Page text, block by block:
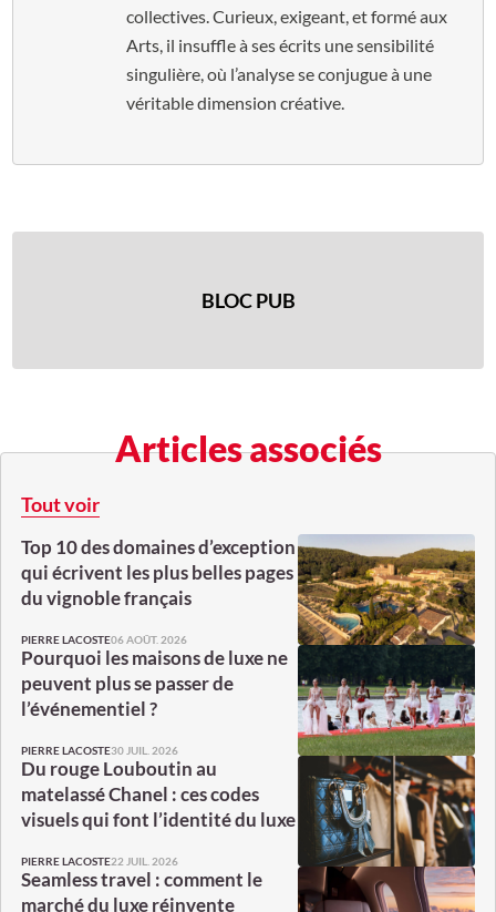
collectives. Curieux, exigeant, et formé aux
Arts, il insuffle à ses écrits une sensibilité
singulière, où l’analyse se conjugue à une
véritable dimension créative.
BLOC PUB
Articles associés
Tout voir
Top 10 des domaines d’exception
qui écrivent les plus belles pages
du vignoble français
PIERRE LACOSTE06 AOÛT. 2026
Pourquoi les maisons de luxe ne
peuvent plus se passer de
l’événementiel ?
PIERRE LACOSTE30 JUIL. 2026
Du rouge Louboutin au
matelassé Chanel : ces codes
visuels qui font l’identité du luxe
PIERRE LACOSTE22 JUIL. 2026
Seamless travel : comment le
marché du luxe réinvente